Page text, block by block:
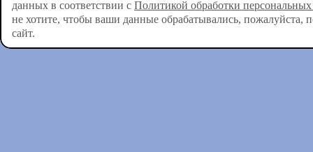
данных в соответствии с Политикой обработки
не хотите, чтобы ваши данные обрабатывались, пожалуйста,
сайт.